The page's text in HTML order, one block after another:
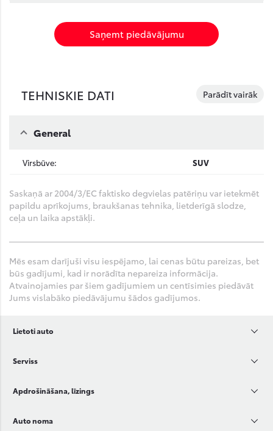
Saņemt piedāvājumu
Parādīt vairāk
TEHNISKIE DATI
General
Virsbūve: SUV
Saskaņā ar 2004/3/EC faktisko degvielas patēriņu var ietekmēt
papildu aprīkojums, braukšanas tehnika, lietderīgā slodze,
ceļa un laika apstākļi.
Mēs esam darījuši visu iespējamo, lai cenas būtu pareizas, bet
būs gadījumi, kad ir norādīta nepareiza informācija.
Atvainojamies par šiem gadījumiem un centīsimies piedāvāt
Jums vislabāko piedāvājumu šādos gadījumos.
Lietoti auto
Serviss
Apdrošināšana, līzings
Auto noma